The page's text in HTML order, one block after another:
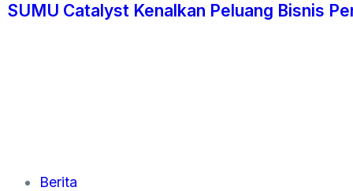
SUMU Catalyst Kenalkan Peluang Bisnis
Berita